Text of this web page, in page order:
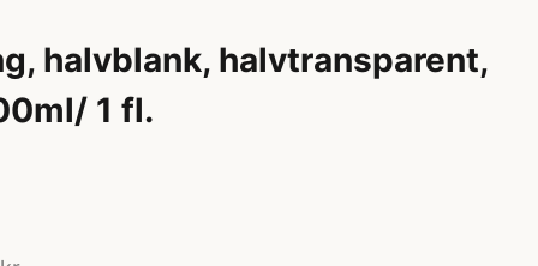
halvblank, halvtransparent,
1 fl.